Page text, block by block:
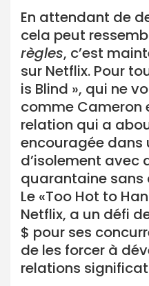
En attendant de
cela peut
règles, c’est
sur Netflix. Pour
is Blind », qui ne
comme Cameron
relation qui a
encouragée dans
d’isolement avec
quarantaine
Le «Too Hot to
Netflix, a un défi
$ pour ses
de les forcer à
relations